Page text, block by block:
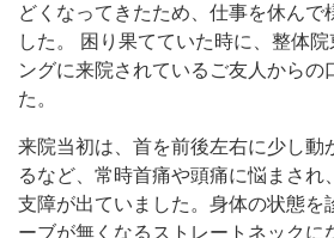
どくなってきたため、仕事を休んで
した。 困り果てていた時に、整体
ングに来院されているご友人からの
た。
来院当初は、首を前後左右に少し動
るなど、常時首痛や頭痛に悩まされ
支障が出ていました。身体の状態を
ーブが無くなるストレートネックに